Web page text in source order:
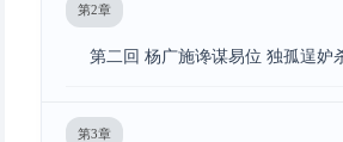
第2章
第二回 杨广施谗谋易位 独孤逞妒
第3章